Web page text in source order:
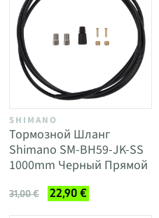
SHIMANO
Тормозной Шланг
Shimano SM-BH59-JK-SS
1000mm Черный Прямой
31,00 € 22,90 €